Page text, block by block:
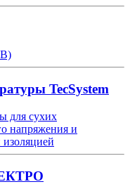
TecSystem
для сухих
напряжения и
изоляцией